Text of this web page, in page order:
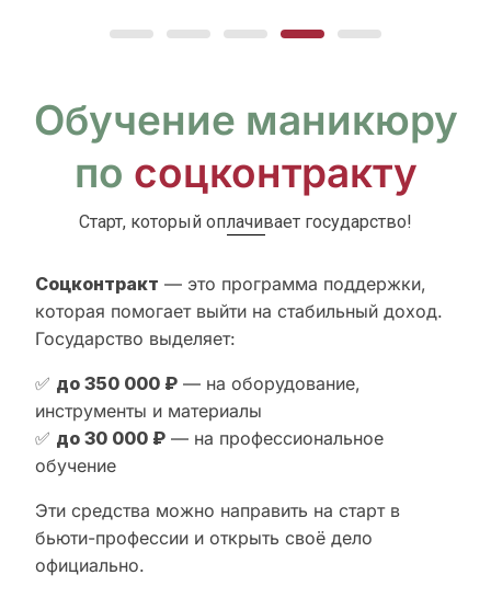
Обучение маникюру
по соцконтракту
Старт, который оплачивает государство!
Соцконтракт — это программа поддержки,
которая помогает выйти на стабильный доход.
Государство выделяет:
✅ до 350 000 ₽ — на оборудование,
инструменты и материалы
✅ до 30 000 ₽ — на профессиональное
обучение
Эти средства можно направить на старт в
бьюти-профессии и открыть своё дело
официально.